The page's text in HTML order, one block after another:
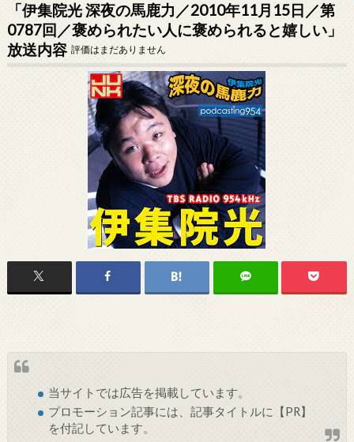
「伊集院光 深夜の馬鹿力／2010年11月15日／第
0787回／褒められたい人に褒められると嬉しい」
放送内容 評価はまだありません
当サイトでは広告を掲載しています。
プロモーション記事には、記事タイトルに【PR】
を付記しています。